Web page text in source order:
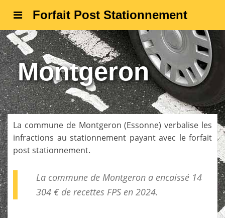
Forfait Post Stationnement
Montgeron
La commune de Montgeron (Essonne) verbalise les
infractions au stationnement payant avec le forfait
post stationnement.
La commune de Montgeron a encaissé 14
304 € de recettes FPSen 2024.